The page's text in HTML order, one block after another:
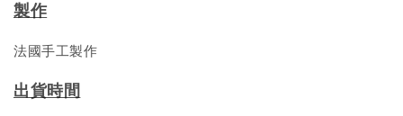
製作
法國手工製作
出貨時間